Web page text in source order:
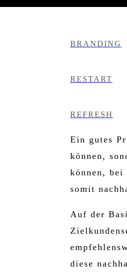
BRANDING
RESTART
REFRESH
Ein gutes
können,
können, bei
somit
Auf der
diese